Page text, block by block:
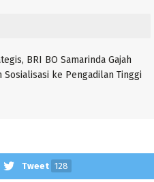
BRI BO Samarinda Gajah
Sosialisasi ke Pengadilan Tinggi
Tweet 128